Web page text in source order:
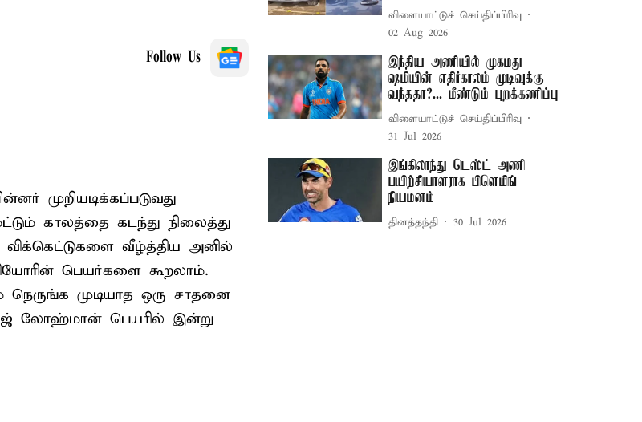
Follow Us
முறியடிக்கப்படுவது
காலத்தை கடந்து நிலைத்து
வீழ்த்திய அனில்
பெயர்களை கூறலாம்.
முடியாத ஒரு சாதனை
லோஹ்மான் பெயரில் இன்று
விளையாட்டுச் செய்திப்பிரிவு
02 Aug 2026
இந்திய அணியில் முகமது
ஷமியின் எதிர்காலம் முடிவுக்கு
வந்ததா?... மீண்டும் புறக்கணிப்பு
விளையாட்டுச் செய்திப்பிரிவு
31 Jul 2026
இங்கிலாந்து டெஸ்ட் அணி
பயிற்சியாளராக பிளெமிங்
நியமனம்
தினத்தந்தி 30 Jul 2026